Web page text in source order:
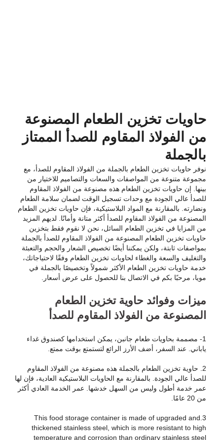
حاويات تخزين الطعام المصنوعة
من الفولاذ المقاوم للصدأ الممتاز
بالجملة
نوفر حاويات تخزين الطعام بالجملة من الفولاذ المقاوم للصدأ، مع
مجموعة متنوعة من المواصفات والسعات والتصاميم للاختيار من
بينها. إن حاويات تخزين الطعام هذه مصنوعة من الفولاذ المقاوم
للصدأ عالي الجودة مع وحدات تسجيل الوقت لضمان سلامة الطعام
ونضارته. بالمقارنة مع المواد البلاستيكية، فإن حاويات تخزين الطعام
المصنوعة من الفولاذ المقاوم للصدأ أكثر متانة وأمانًا. لديهم المزيد
من المزايا في تخزين الطعام السائل، نحن لا نقوم فقط بتخزين
حاويات تخزين الطعام المصنوعة من الفولاذ المقاوم للصدأ بالجملة
بمواصفات ثابتة، ولكن يمكننا أيضًا تخصيص الشعار والحجم والتعبئة
والتغليف والسعة والغطاء لحاويات تخزين الطعام وفقًا لاحتياجاتك،
خدمة حاويات تخزين الطعام الأكثر شمولاً وتخصيصًا بالجملة في
مويا، مرحبًا بكم في الاتصال بنا للحصول على عرض أسعار.
ميزات وفوائد حاوية تخزين الطعام
المصنوعة من الفولاذ المقاوم للصدأ
1- مصممة بحاويات طعام جانبن، يمكن استخدامها كصندوق غداء
ياباني. عند السفر، أضف الأرز الرائع لتستمتع بوقت ممتع.
2. حاوية تخزين الطعام بالجملة هذه مصنوعة من الفولاذ المقاوم
للصدأ عالي الجودة. بالمقارنة مع الحاويات البلاستيكية العادية، فإن لها
عمر خدمة أطول وليس من السهل خدشها. عمر الخدمة العادي أكثر
من 20 عامًا.
3.This food storage container is made of upgraded and
thickened stainless steel, which is more resistant to high
temperature and corrosion than ordinary stainless steel